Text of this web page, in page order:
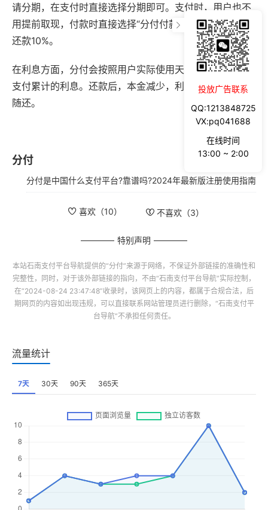
请分期，在支付时直接选择分期即可。支付时，用户也不
用提前取现，付款时直接选择“分付付款”即可。每期最低
还款10%。
在利息方面，分付会按照用户实际使用天数计算，还款时
支付累计的利息。还款后，本金减少，利息也减少。随借
随还。
分付
分付是中国什么支付平台?靠谱吗?2024年最新版注册使用指南
喜欢（10） 不喜欢（3）
特别声明
本站石南支付平台导航提供的“分付”来源于网络，不保证外部链接的准确性和
完整性，同时，对于该外部链接的指向，不由“石南支付平台导航”实际控制，
在“2024-08-24 23:47:48”收录时，该网页上的内容，都属于合规合法，后
期网页的内容如出现违规，可以直接联系网站管理员进行删除，“石南支付平
台导航”不承担任何责任。
流量统计
7天 30天 90天 365天
投放广告联系
QQ:1213848725
VX:pq041688
在线时间
13:00 ~ 2:00